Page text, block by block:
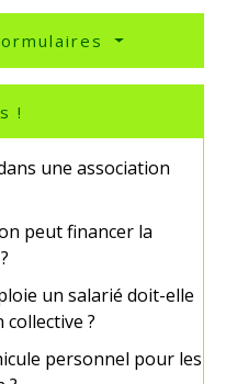
!
une association
peut financer la
un salarié doit-elle
?
personnel pour les